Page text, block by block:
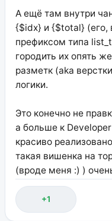
А ещё там внутри
{$idx} и {$total} (его,
префиксом типа
городить их опять
разметк (aka
логики.
Это конечно не
а больше к
красиво
такая вишенка на
(вроде меня :) )
+1